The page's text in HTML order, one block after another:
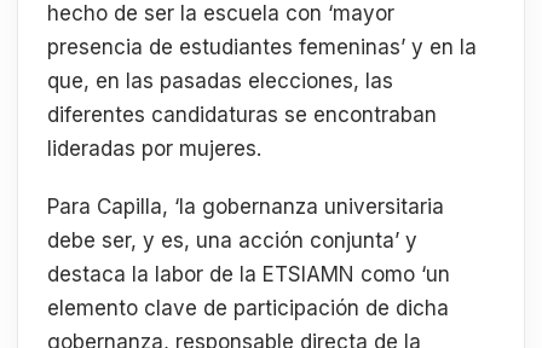
hecho de ser la escuela con ‘mayor
presencia de estudiantes femeninas’ y en la
que, en las pasadas elecciones, las
diferentes candidaturas se encontraban
lideradas por mujeres.
Para Capilla, ‘la gobernanza universitaria
debe ser, y es, una acción conjunta’ y
destaca la labor de la ETSIAMN como ‘un
elemento clave de participación de dicha
gobernanza, responsable directa de la